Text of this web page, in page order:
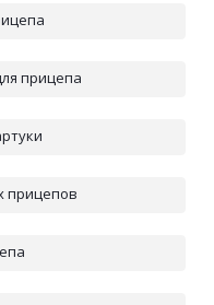
прицепа
прицепов